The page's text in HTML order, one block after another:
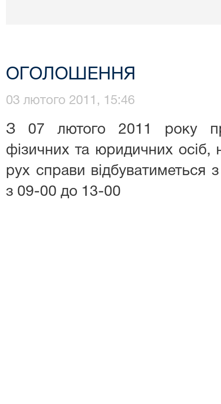
ОГОЛОШЕННЯ
03 лютого 2011, 15:46
З 07 лютого 2011 року
фізичних та юридичних осіб,
рух справи відбуватиметься
з 09-00 до 13-00